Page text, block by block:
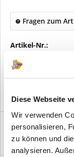
Diese Webseite
Wir verwenden
personalisieren,
zu können und
analysieren.
Fragen zum
Artikel-Nr.:
Vorteile
Windfangelemente
einbaufertig